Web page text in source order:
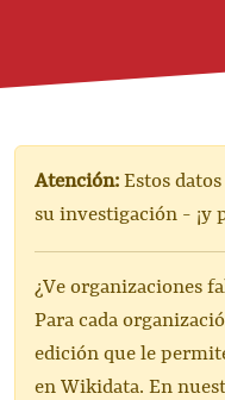
Atención: Estos
su investigación - ¡y
¿Ve organizaciones
Para cada
edición que le
en Wikidata. En